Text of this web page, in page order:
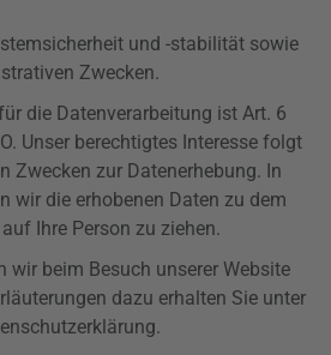
und -stabilität sowie
Zwecken.
die Datenverarbeitung ist Art. 6
. Unser berechtigtes Interesse folgt
Zwecken zur Datenerhebung. In
wir die erhobenen Daten zu dem
Ihre Person zu ziehen.
wir beim Besuch unserer Website
dazu erhalten Sie unter